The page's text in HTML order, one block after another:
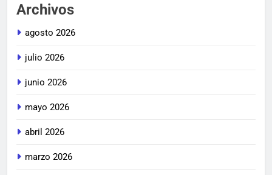
Archivos
agosto 2026
julio 2026
junio 2026
mayo 2026
abril 2026
marzo 2026